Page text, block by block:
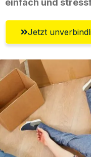
einfach und
Jetzt